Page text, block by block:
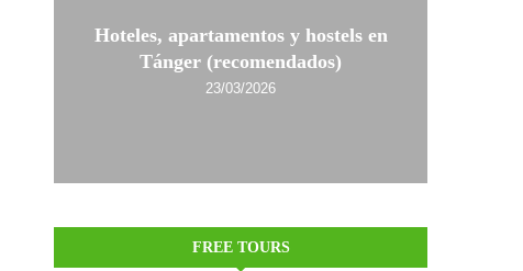
Hoteles, apartamentos y hostels en
Tánger (recomendados)
23/03/2026
FREE TOURS